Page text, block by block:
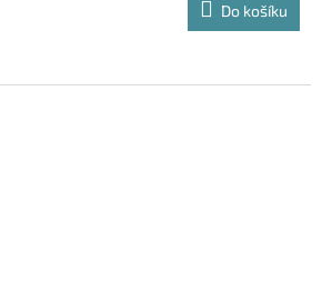
Do košíku